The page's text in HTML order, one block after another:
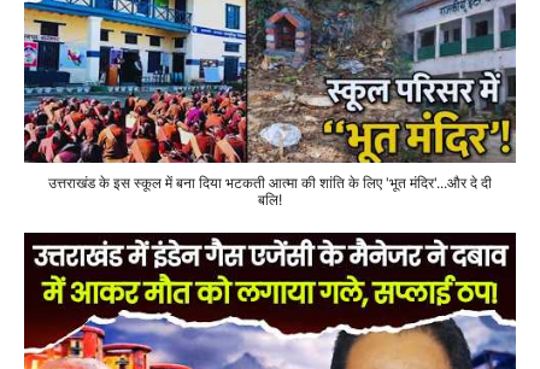
उत्तराखंड के इस स्कूल में बना दिया भटकती आत्मा की शांति के लिए 'भूत मंदिर'...और दे दी
बलि!